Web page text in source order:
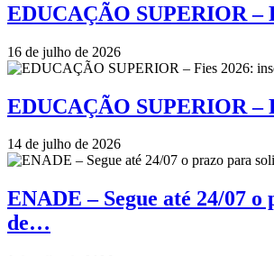
EDUCAÇÃO SUPERIOR –
16 de julho de 2026
EDUCAÇÃO SUPERIOR –
14 de julho de 2026
ENADE – Segue até 24/07
de…